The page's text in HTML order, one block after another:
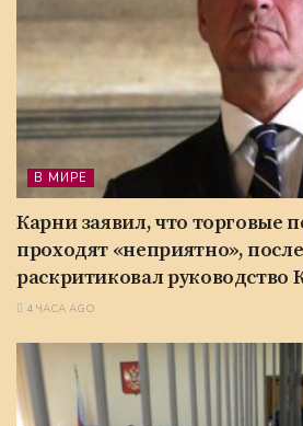
В МИРЕ
Карни заявил, что торговые
проходят «неприятно»,
раскритиковал руководство
4 ЧАСА AGO